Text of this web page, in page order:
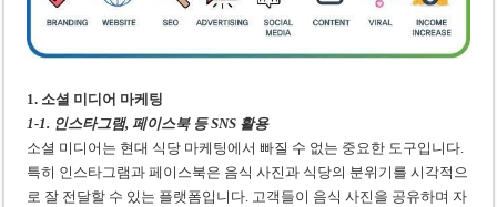
1. 소셜 미디어 마케팅
1-1. 인스타그램, 페이스북 등 SNS 활용
소셜 미디어는 현대 식당 마케팅에서 빠질 수 없는 중요한 도구입니다.
특히 인스타그램과 페이스북은 음식 사진과 식당의 분위기를 시각적으
로 잘 전달할 수 있는 플랫폼입니다. 고객들이 음식 사진을 공유하며 자